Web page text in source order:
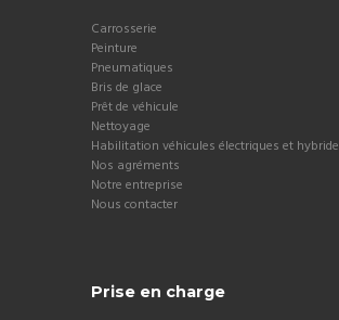
Carrosserie
Peinture
Pneumatiques
Bris de glace
Prêt de véhicule
Nettoyage
Habilitation véhicules électriques et hybride
Nos agréments
Notre entreprise
Nous contacter
Prise en charge